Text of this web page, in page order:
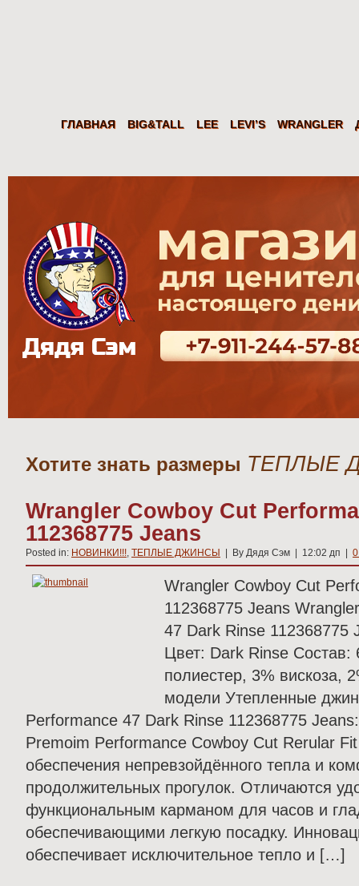
ГЛАВНАЯ BIG&TALL LEE LEVI’S WRANGLER
Хотите знать размеры ТЕПЛЫЕ
Wrangler Cowboy Cut
112368775 Jeans
Posted in: НОВИНКИ!!!, ТЕПЛЫЕ ДЖИНСЫ | By Дядя Сэм | 12:02 дп |
Wrangler Cowboy Cut
112368775 Jeans
47 Dark Rinse 112368775
Цвет: Dark Rinse Состав:
полиестер, 3% вискоза,
модели Утепленные
Performance 47 Dark Rinse 112368775
Premoim Performance Cowboy Cut Rerular
обеспечения непревзойдённого тепла и
продолжительных прогулок. Отличаются
функциональным карманом для часов и
обеспечивающими легкую посадку.
обеспечивает исключительное тепло и […]